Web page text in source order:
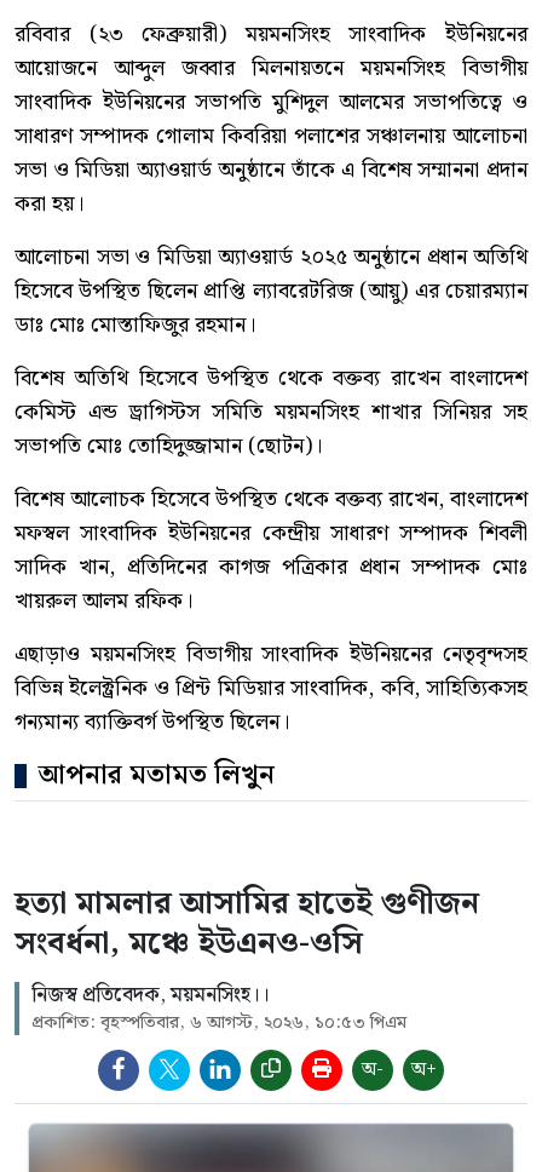
রবিবার (২৩ ফেব্রুয়ারী) ময়মনসিংহ সাংবাদিক ইউনিয়নের
আয়োজনে আব্দুল জব্বার মিলনায়তনে ময়মনসিংহ বিভাগীয়
সাংবাদিক ইউনিয়নের সভাপতি মুশিদুল আলমের সভাপতিত্বে ও
সাধারণ সম্পাদক গোলাম কিবরিয়া পলাশের সঞ্চালনায় আলোচনা
সভা ও মিডিয়া অ্যাওয়ার্ড অনুষ্ঠানে তাঁকে এ বিশেষ সম্মাননা প্রদান
করা হয়।
আলোচনা সভা ও মিডিয়া অ্যাওয়ার্ড ২০২৫ অনুষ্ঠানে প্রধান অতিথি
হিসেবে উপস্থিত ছিলেন প্রাপ্তি ল্যাবরেটরিজ (আয়ু) এর চেয়ারম্যান
ডাঃ মোঃ মোস্তাফিজুর রহমান।
বিশেষ অতিথি হিসেবে উপস্থিত থেকে বক্তব্য রাখেন বাংলাদেশ
কেমিস্ট এন্ড ড্রাগিস্টস সমিতি ময়মনসিংহ শাখার সিনিয়র সহ
সভাপতি মোঃ তোহিদুজ্জামান (ছোটন)।
বিশেষ আলোচক হিসেবে উপস্থিত থেকে বক্তব্য রাখেন, বাংলাদেশ
মফস্বল সাংবাদিক ইউনিয়নের কেন্দ্রীয় সাধারণ সম্পাদক শিবলী
সাদিক খান, প্রতিদিনের কাগজ পত্রিকার প্রধান সম্পাদক মোঃ
খায়রুল আলম রফিক।
এছাড়াও ময়মনসিংহ বিভাগীয় সাংবাদিক ইউনিয়নের নেতৃবৃন্দসহ
বিভিন্ন ইলেক্ট্রনিক ও প্রিন্ট মিডিয়ার সাংবাদিক, কবি, সাহিত্যিকসহ
গন্যমান্য ব্যাক্তিবর্গ উপস্থিত ছিলেন।
আপনার মতামত লিখুন
হত্যা মামলার আসামির হাতেই গুণীজন
সংবর্ধনা, মঞ্চে ইউএনও-ওসি
নিজস্ব প্রতিবেদক, ময়মনসিংহ।।
প্রকাশিত: বৃহস্পতিবার, ৬ আগস্ট, ২০২৬, ১০:৫৩ পিএম
অ- অ+